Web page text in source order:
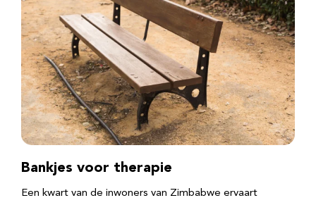
Bankjes voor therapie
Een kwart van de inwoners van Zimbabwe ervaart